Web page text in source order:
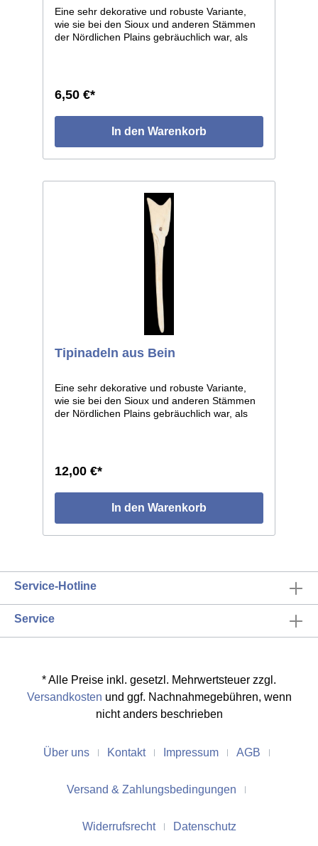
Eine sehr dekorative und robuste Variante,
wie sie bei den Sioux und anderen Stämmen
der Nördlichen Plains gebräuchlich war, als
aufwändige aber lohnende Arbeit, denn diese
Verschlußnadeln halten ein Leben lang. Diese
Nadel ist aus Hirschrippen gefertigt, am
flachen Ende mit 4 rot gefärbten Kerben, das
6,50 €*
In den Warenkorb
Tipinadeln aus Bein
Eine sehr dekorative und robuste Variante,
wie sie bei den Sioux und anderen Stämmen
der Nördlichen Plains gebräuchlich war, als
aufwändige aber lohnende Arbeit, denn diese
Verschlußnadeln halten ein Leben lang. Die
Nadeln sind glatt poliert, kleine Abweichungen
von den Abbildungen sind unvermeidlich, da
12,00 €*
In den Warenkorb
Service-Hotline
Service
* Alle Preise inkl. gesetzl. Mehrwertsteuer zzgl.
Versandkosten und ggf. Nachnahmegebühren, wenn
nicht anders beschrieben
Über uns Kontakt Impressum AGB
Versand & Zahlungsbedingungen
Widerrufsrecht Datenschutz